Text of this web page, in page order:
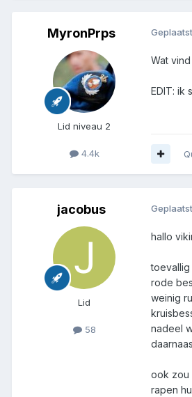
MyronPrps
Lid niveau 2
4.4k
Wat
EDIT: ik
jacobus
Lid
58
hallo
rode
weinig
nadeel
ook zou
rapen